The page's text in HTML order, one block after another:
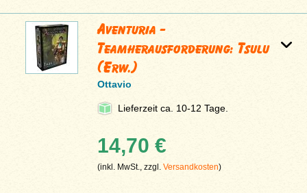
Aventuria -
Teamherausforderung: Tsulu
(Erw.)
Ottavio
Lieferzeit ca. 10-12 Tage.
14,70 €
(inkl. MwSt., zzgl.Versandkosten)